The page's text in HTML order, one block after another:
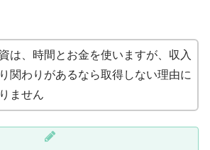
は、時間とお金を使いますが、収入
関わりがあるなら取得しない理由に
ません